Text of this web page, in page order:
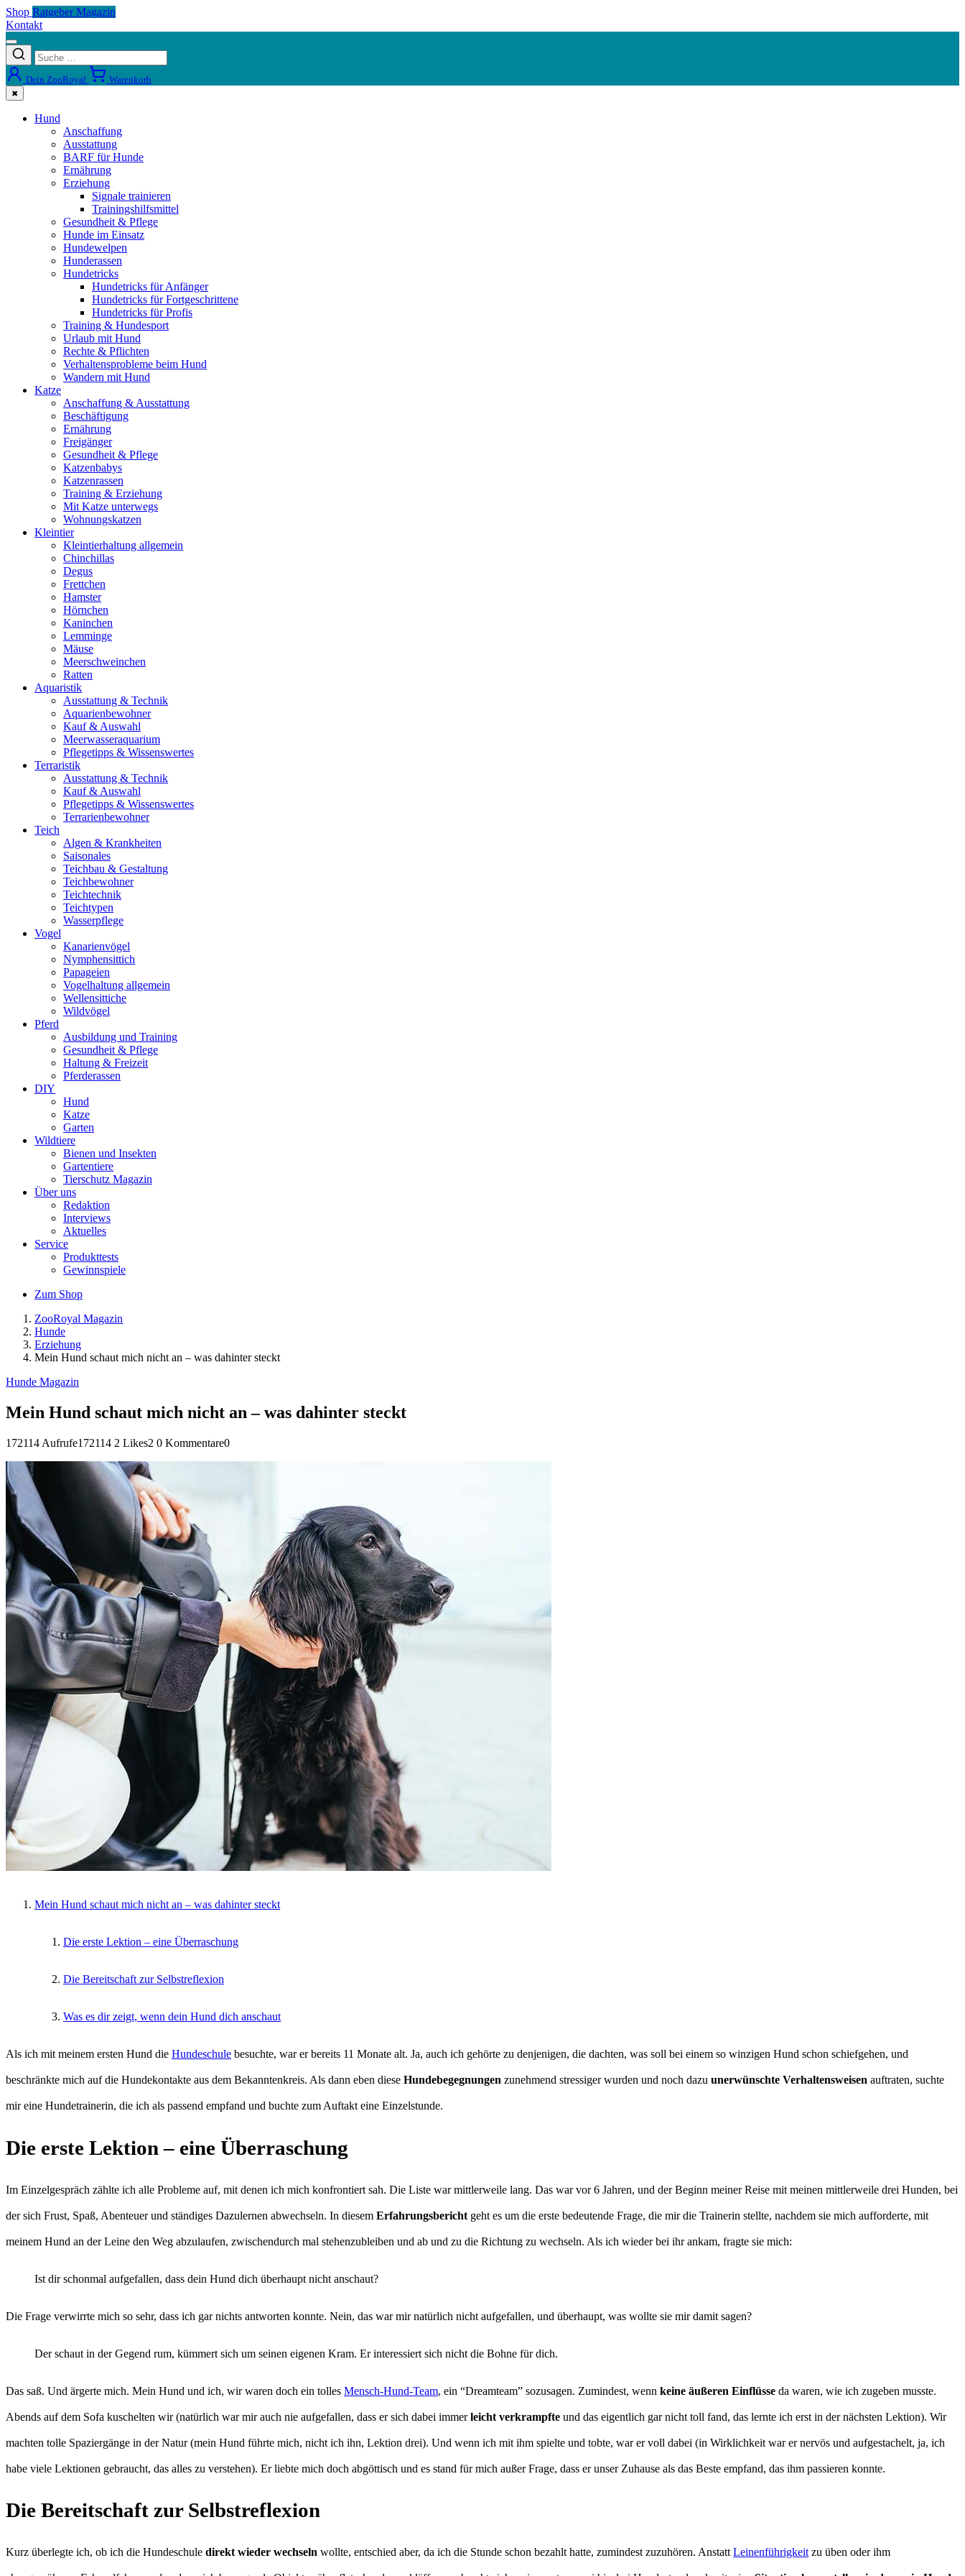
Shop Ratgeber Magazin
Kontakt
Dein ZooRoyal Warenkorb
✖
Hund
Anschaffung
Ausstattung
BARF für Hunde
Ernährung
Erziehung
Signale trainieren
Trainingshilfsmittel
Gesundheit & Pflege
Hunde im Einsatz
Hundewelpen
Hunderassen
Hundetricks
Hundetricks für Anfänger
Hundetricks für Fortgeschrittene
Hundetricks für Profis
Training & Hundesport
Urlaub mit Hund
Rechte & Pflichten
Verhaltensprobleme beim Hund
Wandern mit Hund
Katze
Anschaffung & Ausstattung
Beschäftigung
Ernährung
Freigänger
Gesundheit & Pflege
Katzenbabys
Katzenrassen
Training & Erziehung
Mit Katze unterwegs
Wohnungskatzen
Kleintier
Kleintierhaltung allgemein
Chinchillas
Degus
Frettchen
Hamster
Hörnchen
Kaninchen
Lemminge
Mäuse
Meerschweinchen
Ratten
Aquaristik
Ausstattung & Technik
Aquarienbewohner
Kauf & Auswahl
Meerwasseraquarium
Pflegetipps & Wissenswertes
Terraristik
Ausstattung & Technik
Kauf & Auswahl
Pflegetipps & Wissenswertes
Terrarienbewohner
Teich
Algen & Krankheiten
Saisonales
Teichbau & Gestaltung
Teichbewohner
Teichtechnik
Teichtypen
Wasserpflege
Vogel
Kanarienvögel
Nymphensittich
Papageien
Vogelhaltung allgemein
Wellensittiche
Wildvögel
Pferd
Ausbildung und Training
Gesundheit & Pflege
Haltung & Freizeit
Pferderassen
DIY
Hund
Katze
Garten
Wildtiere
Bienen und Insekten
Gartentiere
Tierschutz Magazin
Über uns
Redaktion
Interviews
Aktuelles
Service
Produkttests
Gewinnspiele
Zum Shop
ZooRoyal Magazin
Hunde
Erziehung
Mein Hund schaut mich nicht an – was dahinter steckt
Hunde Magazin
Mein Hund schaut mich nicht an – was dahinter steckt
172114 Aufrufe172114 2 Likes2 0 Kommentare0
Mein Hund schaut mich nicht an – was dahinter steckt
Die erste Lektion – eine Überraschung
Die Bereitschaft zur Selbstreflexion
Was es dir zeigt, wenn dein Hund dich anschaut
Als ich mit meinem ersten Hund die Hundeschule besuchte, war er bereits 11 Monate alt. Ja, auch ich gehörte zu denjenigen, die dachten, was soll bei einem so winzigen Hund schon schiefgehen, und
beschränkte mich auf die Hundekontakte aus dem Bekanntenkreis. Als dann eben diese Hundebegegnungen zunehmend stressiger wurden und noch dazu unerwünschte Verhaltensweisen auftraten, suchte
mir eine Hundetrainerin, die ich als passend empfand und buchte zum Auftakt eine Einzelstunde.
Die erste Lektion – eine Überraschung
Im Einzelgespräch zählte ich alle Probleme auf, mit denen ich mich konfrontiert sah. Die Liste war mittlerweile lang. Das war vor 6 Jahren, und der Beginn meiner Reise mit meinen mittlerweile drei Hunden, bei
der sich Frust, Spaß, Abenteuer und ständiges Dazulernen abwechseln. In diesem Erfahrungsbericht geht es um die erste bedeutende Frage, die mir die Trainerin stellte, nachdem sie mich aufforderte, mit
meinem Hund an der Leine den Weg abzulaufen, zwischendurch mal stehenzubleiben und ab und zu die Richtung zu wechseln. Als ich wieder bei ihr ankam, fragte sie mich:
Ist dir schonmal aufgefallen, dass dein Hund dich überhaupt nicht anschaut?
Die Frage verwirrte mich so sehr, dass ich gar nichts antworten konnte. Nein, das war mir natürlich nicht aufgefallen, und überhaupt, was wollte sie mir damit sagen?
Der schaut in der Gegend rum, kümmert sich um seinen eigenen Kram. Er interessiert sich nicht die Bohne für dich.
Das saß. Und ärgerte mich. Mein Hund und ich, wir waren doch ein tolles Mensch-Hund-Team, ein “Dreamteam” sozusagen. Zumindest, wenn keine äußeren Einflüsse da waren, wie ich zugeben musste.
Abends auf dem Sofa kuschelten wir (natürlich war mir auch nie aufgefallen, dass er sich dabei immerleicht verkrampfte und das eigentlich gar nicht toll fand, das lernte ich erst in der nächsten Lektion). Wir
machten tolle Spaziergänge in der Natur (mein Hund führte mich, nicht ich ihn, Lektion drei). Und wenn ich mit ihm spielte und tobte, war er voll dabei (in Wirklichkeit war er nervös und aufgestachelt, ja, ich
habe viele Lektionen gebraucht, das alles zu verstehen). Er liebte mich doch abgöttisch und es stand für mich außer Frage, dass er unser Zuhause als das Beste empfand, das ihm passieren konnte.
Die Bereitschaft zur Selbstreflexion
Kurz überlegte ich, ob ich die Hundeschule direkt wieder wechseln wollte, entschied aber, da ich die Stunde schon bezahlt hatte, zumindest zuzuhören. Anstatt Leinenführigkeit zu üben oder ihm